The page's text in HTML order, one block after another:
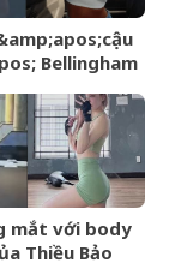
Bellingham
mẫu sexy,
dàn vệ sĩ
mắt với body
Thiều Bảo